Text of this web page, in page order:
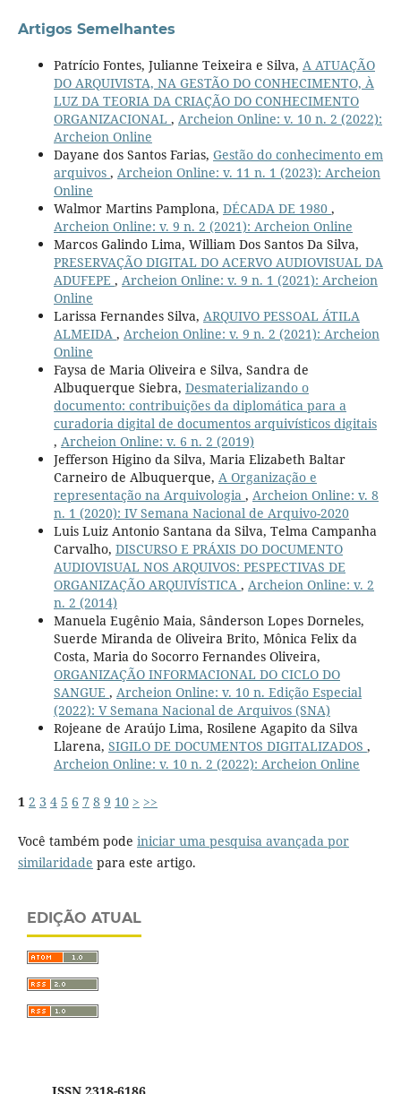
Artigos Semelhantes
Patrício Fontes, Julianne Teixeira e Silva, A ATUAÇÃO
DO ARQUIVISTA, NA GESTÃO DO CONHECIMENTO, À
LUZ DA TEORIA DA CRIAÇÃO DO CONHECIMENTO
ORGANIZACIONAL , Archeion Online: v. 10 n. 2 (2022):
Archeion Online
Dayane dos Santos Farias, Gestão do conhecimento em
arquivos , Archeion Online: v. 11 n. 1 (2023): Archeion
Online
Walmor Martins Pamplona, DÉCADA DE 1980 ,
Archeion Online: v. 9 n. 2 (2021): Archeion Online
Marcos Galindo Lima, William Dos Santos Da Silva,
PRESERVAÇÃO DIGITAL DO ACERVO AUDIOVISUAL DA
ADUFEPE , Archeion Online: v. 9 n. 1 (2021): Archeion
Online
Larissa Fernandes Silva, ARQUIVO PESSOAL ÁTILA
ALMEIDA , Archeion Online: v. 9 n. 2 (2021): Archeion
Online
Faysa de Maria Oliveira e Silva, Sandra de
Albuquerque Siebra, Desmaterializando o
documento: contribuições da diplomática para a
curadoria digital de documentos arquivísticos digitais
, Archeion Online: v. 6 n. 2 (2019)
Jefferson Higino da Silva, Maria Elizabeth Baltar
Carneiro de Albuquerque, A Organização e
representação na Arquivologia , Archeion Online: v. 8
n. 1 (2020): IV Semana Nacional de Arquivo-2020
Luis Luiz Antonio Santana da Silva, Telma Campanha
Carvalho, DISCURSO E PRÁXIS DO DOCUMENTO
AUDIOVISUAL NOS ARQUIVOS: PESPECTIVAS DE
ORGANIZAÇÃO ARQUIVÍSTICA , Archeion Online: v. 2
n. 2 (2014)
Manuela Eugênio Maia, Sânderson Lopes Dorneles,
Suerde Miranda de Oliveira Brito, Mônica Felix da
Costa, Maria do Socorro Fernandes Oliveira,
ORGANIZAÇÃO INFORMACIONAL DO CICLO DO
SANGUE , Archeion Online: v. 10 n. Edição Especial
(2022): V Semana Nacional de Arquivos (SNA)
Rojeane de Araújo Lima, Rosilene Agapito da Silva
Llarena, SIGILO DE DOCUMENTOS DIGITALIZADOS ,
Archeion Online: v. 10 n. 2 (2022): Archeion Online
1 2 3 4 5 6 7 8 9 10 > >>
Você também pode iniciar uma pesquisa avançada por
similaridade para este artigo.
EDIÇÃO ATUAL